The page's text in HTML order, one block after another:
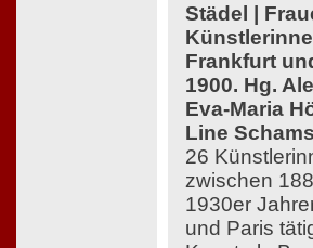
Städel |
Frankfurt
1900. Hg.
Eva-Maria
Line
26
zwischen
1930er
und Paris